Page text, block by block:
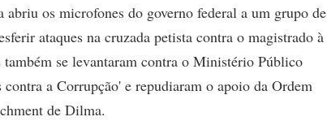
os microfones do governo federal a um grupo de
ataques na cruzada petista contra o magistrado à
se levantaram contra o Ministério Público
a Corrupção' e repudiaram o apoio da Ordem
de Dilma.